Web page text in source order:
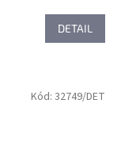
DETAIL
Kód: 32749/DET